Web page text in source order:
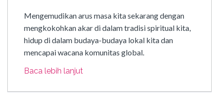
Mengemudikan arus masa kita sekarang dengan
mengkokohkan akar di dalam tradisi spiritual kita,
hidup di dalam budaya-budaya lokal kita dan
mencapai wacana komunitas global.
Baca lebih lanjut